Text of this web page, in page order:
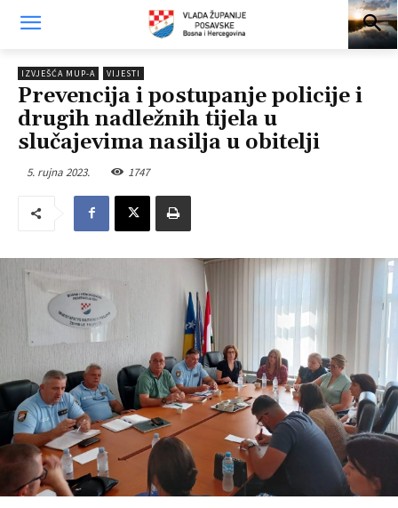
IZVJEŠĆA MUP-A VIJESTI
Prevencija i postupanje policije i
drugih nadležnih tijela u
slučajevima nasilja u obitelji
5. rujna 2023. 1747